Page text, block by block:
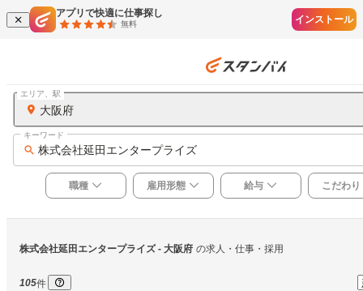
アプリで快適に仕事探し
無料 インストール
大阪府
エリア、駅
株式会社延田エンタープライズ
キーワード
職種 雇用形態 給与 こだわり
株式会社延田エンタープライズ - 大阪府 の求人・仕事・採用
105件